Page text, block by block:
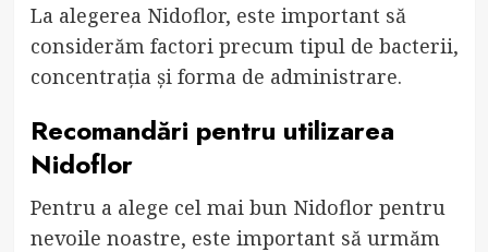
La alegerea Nidoflor, este important să
considerăm factori precum tipul de bacterii,
concentrația și forma de administrare.
Recomandări pentru utilizarea
Nidoflor
Pentru a alege cel mai bun Nidoflor pentru
nevoile noastre, este important să urmăm